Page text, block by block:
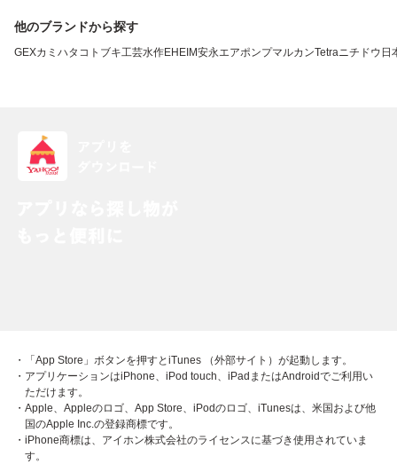
他のブランドから探す
GEXカミハタ コトブキ工芸水作EHEIM安永エアポンプマルカンTetraニチドウ 日
・「App Store」ボタンを押すとiTunes （外部サイト）が起動します。
・アプリケーションはiPhone、iPod touch、iPadまたはAndroidでご利用い
ただけます。
・Apple、Appleのロゴ、App Store、iPodのロゴ、iTunesは、米国および他
国のApple Inc.の登録商標です。
・iPhone商標は、アイホン株式会社のライセンスに基づき使用されていま
す。